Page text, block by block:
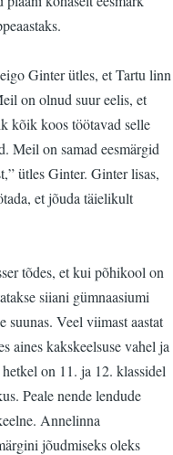
Ginter ütles, et Tartu linn
on olnud suur eelis, et
kõik koos töötavad selle
Meil on samad eesmärgid
ütles Ginter. Ginter lisas,
et jõuda täielikult
tõdes, et kui põhikool on
siiani gümnaasiumi
suunas. Veel viimast aastat
aines kakskeelsuse vahel ja
on 11. ja 12. klassidel
Peale nende lendude
Annelinna
jõudmiseks oleks